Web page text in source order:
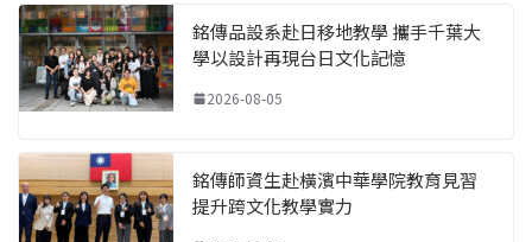
銘傳品設系赴日移地教學 攜手千葉大
學以設計再現台日文化記憶
2026-08-05
銘傳師資生赴橫濱中華學院教育見習
提升跨文化教學實力